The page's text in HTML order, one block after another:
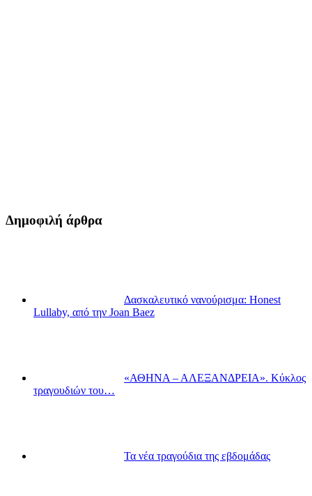
Δημοφιλή άρθρα
Δασκαλευτικό νανούρισμα: Honest
Lullaby, από την Joan Baez
«ΑΘΗΝΑ – ΑΛΕΞΑΝΔΡΕΙΑ». Κύκλος
τραγουδιών του…
Τα νέα τραγούδια της εβδομάδας